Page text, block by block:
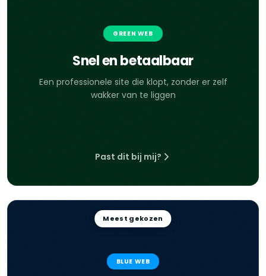
GREEN WEB
Snel en betaalbaar
Een professionele site die klopt, zonder er zelf
wakker van te liggen
Past dit bij mij?
Meest gekozen
BLUE WEB